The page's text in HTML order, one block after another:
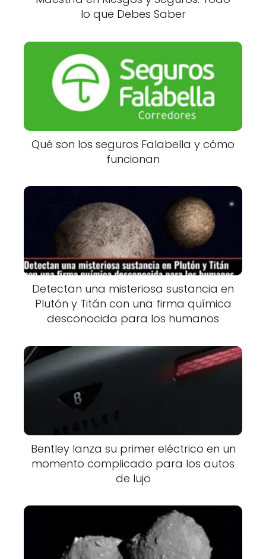
lo que Debes Saber
Qué son los seguros Falabella y cómo
funcionan
Detectan una misteriosa sustancia en
Plutón y Titán con una firma química
desconocida para los humanos
Bentley lanza su primer eléctrico en un
momento complicado para los autos
de lujo